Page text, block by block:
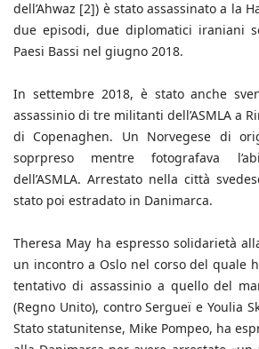
dell’Ahwaz [2]) è stato assassinato a la
due episodi, due diplomatici iraniani
Paesi Bassi nel giugno 2018.
In settembre 2018, è stato anche
assassinio di tre militanti dell’ASMLA a
di Copenaghen. Un Norvegese di
soprpreso mentre fotografava
dell’ASMLA. Arrestato nella città
stato poi estradato in Danimarca.
Theresa May ha espresso solidarietà
un incontro a Oslo nel corso del quale
tentativo di assassinio a quello del
(Regno Unito), contro Sergueï e Youlia
Stato statunitense, Mike Pompeo, ha